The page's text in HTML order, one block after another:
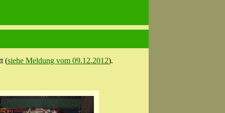
(siehe Meldung vom 09.12.2012).